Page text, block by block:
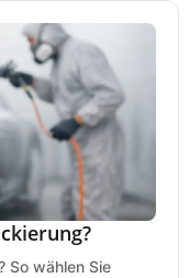
So wählen Sie